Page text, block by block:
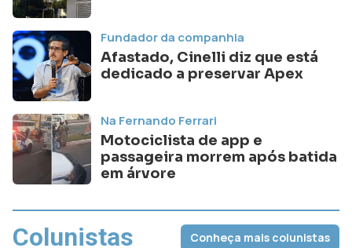
Fundador da companhia
Afastado, Cinelli diz que está
dedicado a preservar Apex
Na Fernando Ferrari
Motociclista de app e
passageira morrem após batida
em árvore
Colunistas Conheça mais colunistas